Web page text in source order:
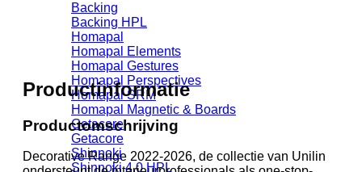
Backing
Backing HPL
Homapal
Homapal Elements
Homapal Gestures
Homapal Perspectives
Homapal SRM
Homapal Magnetic & Boards
Getacore
Getacore
Shinnoki
Shinnoki 4.0 HPL
Productinformatie
Productomschrijving
Decorative Range 2022-2026, de collectie van Unilin